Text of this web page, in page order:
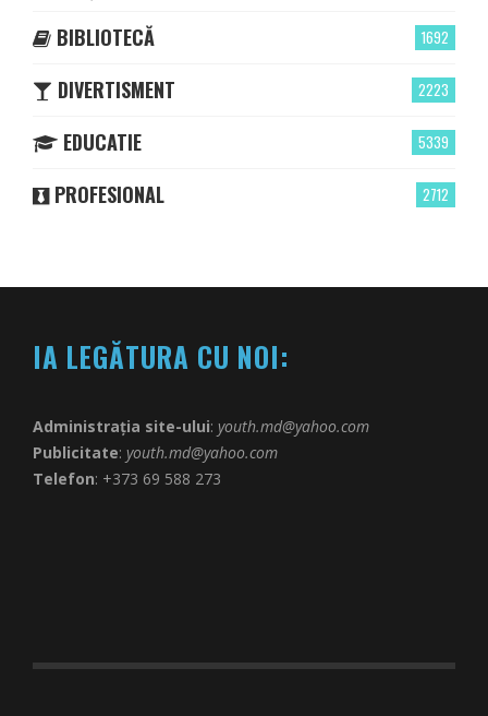
1692
BIBLIOTECĂ
2223
DIVERTISMENT
5339
EDUCATIE
2712
PROFESIONAL
IA LEGĂTURA CU NOI:
Administrația site-ului: youth.md@yahoo.com
Publicitate: youth.md@yahoo.com
Telefon: +373 69 588 273